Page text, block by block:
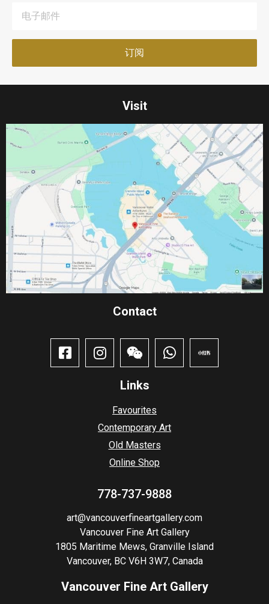
Visit
Contact​
Links
Favourites
Contemporary Art
Old Masters
Online Shop
778-737-9888
art@vancouverfineartgallery.com
Vancouver Fine Art Gallery
1805 Maritime Mews, Granville Island
Vancouver, BC V6H 3W7, Canada
Vancouver Fine Art Gallery